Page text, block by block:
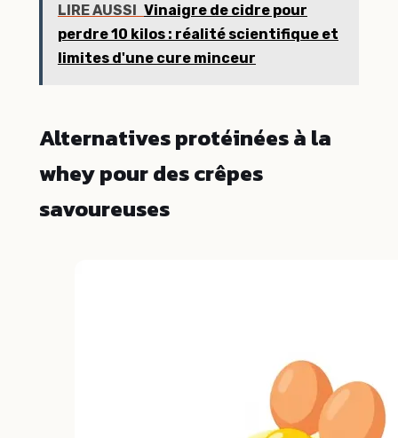
LIRE AUSSI Vinaigre de cidre pour
perdre 10 kilos : réalité scientifique et
limites d'une cure minceur
Alternatives protéinées à la
whey pour des crêpes
savoureuses